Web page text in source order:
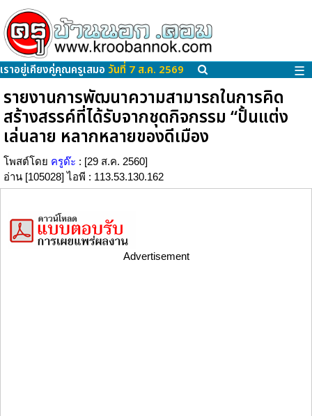
เราอยู่เคียงคู่คุณครูเสมอ วันที่ 7 ส.ค. 2569 ☰
รายงานการพัฒนาความสามารถในการคิด
สร้างสรรค์ที่ได้รับจากชุดกิจกรรม “ปั้นแต่ง
เล่นลาย หลากหลายของดีเมือง
โพสต์โดย ครูด๊ะ : [29 ส.ค. 2560]
อ่าน [105028] ไอพี : 113.53.130.162
Advertisement